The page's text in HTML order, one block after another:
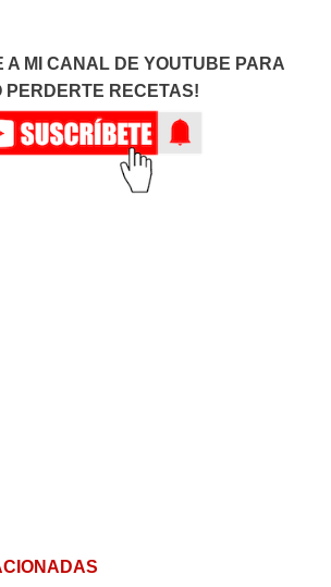
A MI CANAL DE YOUTUBE PARA
PERDERTE RECETAS!